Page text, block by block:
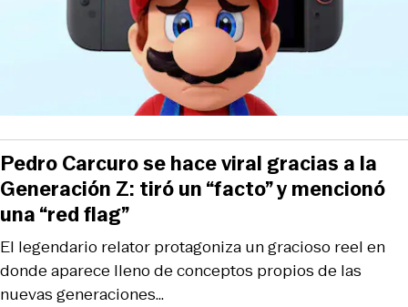
El legendario relator protagoniza un gracioso reel en
donde aparece lleno de conceptos propios de las
nuevas generaciones…
Pedro Carcuro se hace viral gracias a la
Generación Z: tiró un “facto” y mencionó
una “red flag”